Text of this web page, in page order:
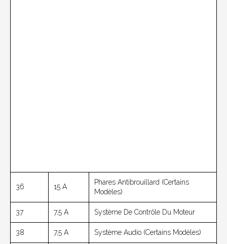
36 15 A
Phares Antibrouillard (Certains
Modèles)
37 7,5 A Système De Contrôle Du Moteur
38 7,5 A Système Audio (Certains Modèles)